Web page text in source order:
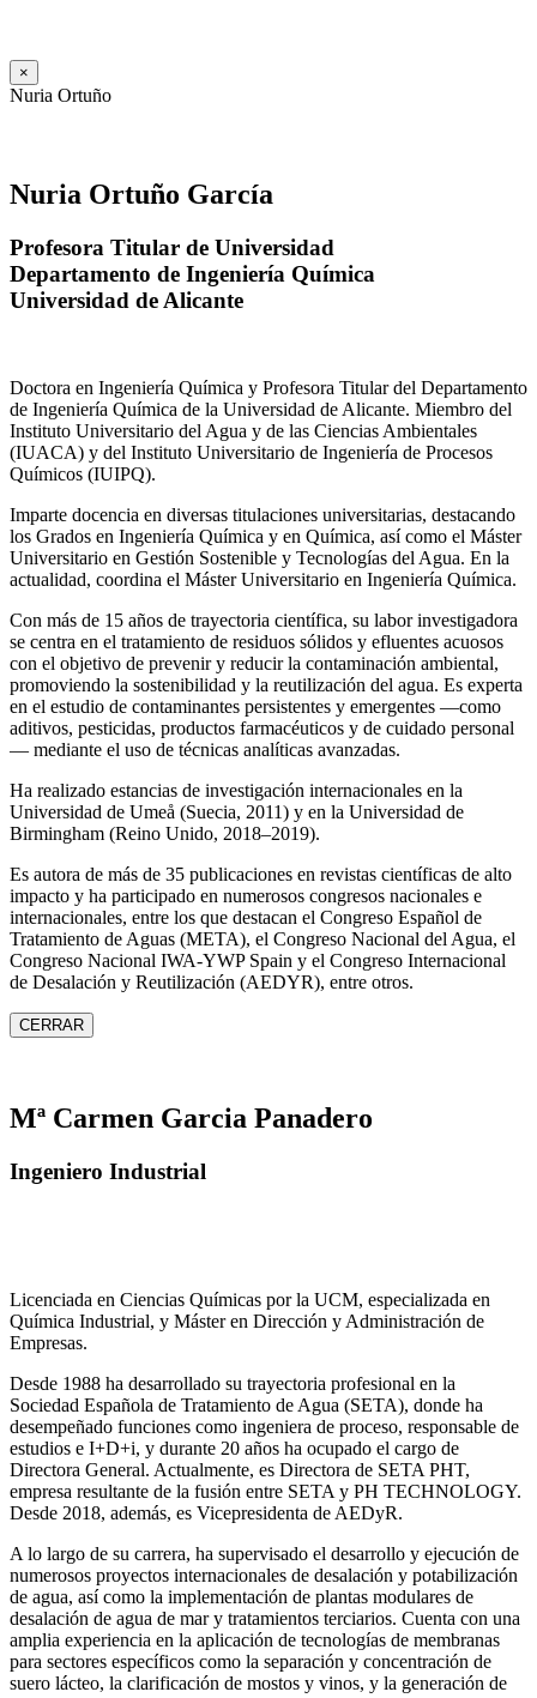
×
Nuria Ortuño
Nuria Ortuño García
Profesora Titular de Universidad
Departamento de Ingeniería Química
Universidad de Alicante
Doctora en Ingeniería Química y Profesora Titular del Departamento
de Ingeniería Química de la Universidad de Alicante. Miembro del
Instituto Universitario del Agua y de las Ciencias Ambientales
(IUACA) y del Instituto Universitario de Ingeniería de Procesos
Químicos (IUIPQ).
Imparte docencia en diversas titulaciones universitarias, destacando
los Grados en Ingeniería Química y en Química, así como el Máster
Universitario en Gestión Sostenible y Tecnologías del Agua. En la
actualidad, coordina el Máster Universitario en Ingeniería Química.
Con más de 15 años de trayectoria científica, su labor investigadora
se centra en el tratamiento de residuos sólidos y efluentes acuosos
con el objetivo de prevenir y reducir la contaminación ambiental,
promoviendo la sostenibilidad y la reutilización del agua. Es experta
en el estudio de contaminantes persistentes y emergentes —como
aditivos, pesticidas, productos farmacéuticos y de cuidado personal
— mediante el uso de técnicas analíticas avanzadas.
Ha realizado estancias de investigación internacionales en la
Universidad de Umeå (Suecia, 2011) y en la Universidad de
Birmingham (Reino Unido, 2018–2019).
Es autora de más de 35 publicaciones en revistas científicas de alto
impacto y ha participado en numerosos congresos nacionales e
internacionales, entre los que destacan el Congreso Español de
Tratamiento de Aguas (META), el Congreso Nacional del Agua, el
Congreso Nacional IWA‑YWP Spain y el Congreso Internacional
de Desalación y Reutilización (AEDYR), entre otros.
CERRAR
Mª Carmen Garcia Panadero
Ingeniero Industrial
Licenciada en Ciencias Químicas por la UCM, especializada en
Química Industrial, y Máster en Dirección y Administración de
Empresas.
Desde 1988 ha desarrollado su trayectoria profesional en la
Sociedad Española de Tratamiento de Agua (SETA), donde ha
desempeñado funciones como ingeniera de proceso, responsable de
estudios e I+D+i, y durante 20 años ha ocupado el cargo de
Directora General. Actualmente, es Directora de SETA PHT,
empresa resultante de la fusión entre SETA y PH TECHNOLOGY.
Desde 2018, además, es Vicepresidenta de AEDyR.
A lo largo de su carrera, ha supervisado el desarrollo y ejecución de
numerosos proyectos internacionales de desalación y potabilización
de agua, así como la implementación de plantas modulares de
desalación de agua de mar y tratamientos terciarios. Cuenta con una
amplia experiencia en la aplicación de tecnologías de membranas
para sectores específicos como la separación y concentración de
suero lácteo, la clarificación de mostos y vinos, y la generación de